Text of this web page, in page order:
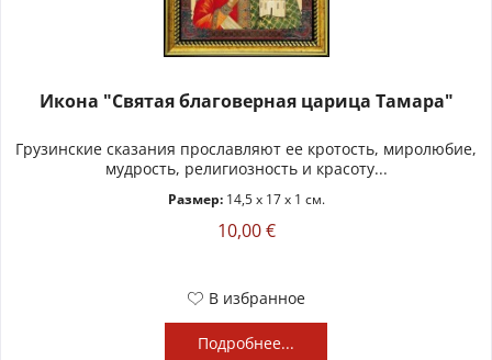
Икона "Святая благоверная царица Тамара"
Грузинские сказания прославляют ее кротость, миролюбие,
мудрость, религиозность и красоту...
Размер:14,5 x 17 x 1 см.
10,00 €
В избранное
Подробнее...